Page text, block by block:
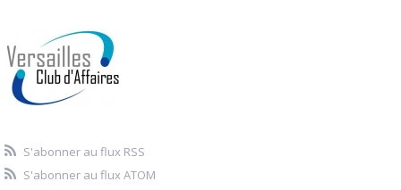
S'abonner au flux RSS
S'abonner au flux ATOM